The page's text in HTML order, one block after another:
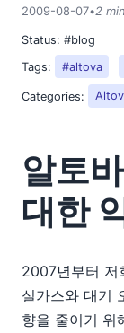
2013
2012
2011
01
02
03
04
06
07
08
2009-08-07•2
Status: #blog
Tags:
#altova
Categories:
알토
대한
2007년부터 저
실가스와 대기
향을 줄이기 위